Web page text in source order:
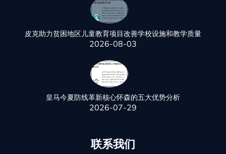
皮克助力贫困地区儿童教育项目改善学校设施和教学质量
2026-08-03
皇马今夏防线革新核心怀森的五大优势分析
2026-07-29
联系我们